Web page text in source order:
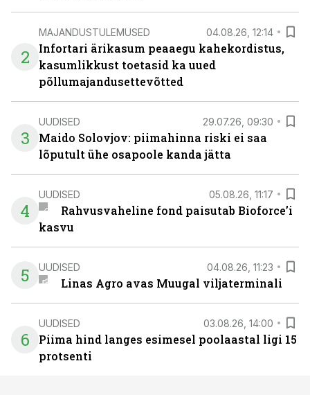
2
MAJANDUSTULEMUSED 04.08.26, 12:14
Infortari ärikasum peaaegu kahekordistus,
kasumlikkust toetasid ka uued
põllumajandusettevõtted
3
UUDISED 29.07.26, 09:30
Maido Solovjov: piimahinna riski ei saa
lõputult ühe osapoole kanda jätta
4
UUDISED 05.08.26, 11:17
Rahvusvaheline fond paisutab Bioforce’i
kasvu
5 UUDISED 04.08.26, 11:23
Linas Agro avas Muugal viljaterminali
6
UUDISED 03.08.26, 14:00
Piima hind langes esimesel poolaastal ligi 15
protsenti